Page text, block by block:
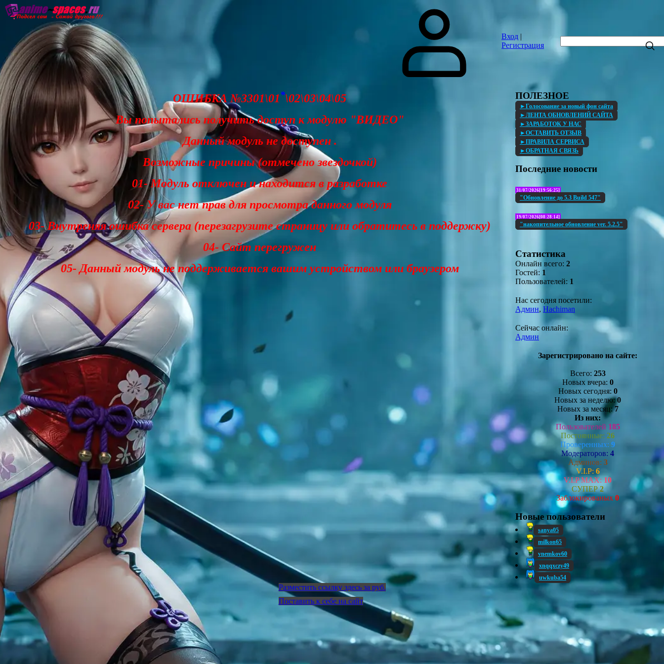
Онгоинги
Вход |
Регистрация
ОШИБКА №3301\01*\02\03\04\05
Вы попытались получить доступ к модулю "ВИДЕО"
Данный модуль не доступен .
Возможные причины (отмечено звездочкой)
01- Модуль отключен и находится в разработке
02- У вас нет прав для просмотра данного модуля
03- Внутреняя ошибка сервера (перезагрузите страницу или обратитесь в поддержку)
04- Сайт перегружен
05- Данный модуль не поддерживается вашим устройством или браузером
ПОЛЕЗНОЕ
►Голосование за новый фон сайта
►ЛЕНТА ОБНОВЛЕНИЙ САЙТА
►ЗАРАБОТОК У НАС
►ОСТАВИТЬ ОТЗЫВ
►ПРАВИЛА СЕРВИСА
►ОБРАТНАЯ СВЯЗЬ
Последние новости
31/07/2026[19:56:25]
"Обновление до 5.3 Build 547"
19/07/2026[08:28:14]
"накопительное обновление ver. 5.2.5"
Статистика
Онлайн всего: 2
Гостей: 1
Пользователей: 1
Нас сегодня посетили:
Админ, Hachiman
Сейчас онлайн:
Админ
Зарегистрировано на сайте:
Всего: 253
Новых вчера: 0
Новых сегодня: 0
Новых за неделю:0
Новых за месяц:7
Из них:
Пользователей 185
Постоянные: 26
Проверенных: 9
Модераторов: 4
Админов: 3
V.I.P: 6
V.I.P MAX:10
СУПЕР2
Заблокированых 0
Новые пользователи
sanya05
milkon65
vnemkov60
xnqqxczy49
uwkuba54
Разместить ссылку здесь за руб.
Поставить к себе на сайт